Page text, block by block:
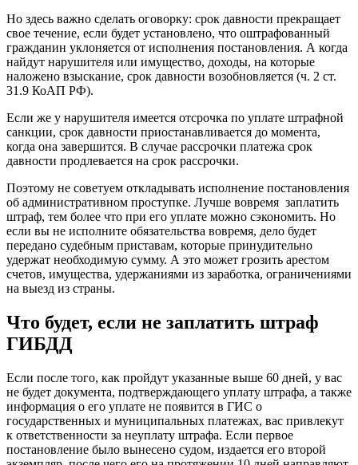
Но здесь важно сделать оговорку: срок давности прекращает
свое течение, если будет установлено, что оштрафованный
гражданин уклоняется от исполнения постановления. А когда
найдут нарушителя или имущество, доходы, на которые
наложено взыскание, срок давности возобновляется (ч. 2 ст.
31.9 КоАП РФ).
Если же у нарушителя имеется отсрочка по уплате штрафной
санкции, срок давности приостанавливается до момента,
когда она завершится. В случае рассрочки платежа срок
давности продлевается на срок рассрочки.
Поэтому не советуем откладывать исполнение постановления
об административном проступке. Лучше вовремя заплатить
штраф, тем более что при его уплате можно сэкономить. Но
если вы не исполните обязательства вовремя, дело будет
передано судебным приставам, которые принудительно
удержат необходимую сумму. А это может грозить арестом
счетов, имущества, удержаниями из заработка, ограничениями
на выезд из страны.
Что будет, если не заплатить штраф
ГИБДД
Если после того, как пройдут указанные выше 60 дней, у вас
не будет документа, подтверждающего уплату штрафа, а также
информация о его уплате не появится в ГИС о
государственных и муниципальных платежах, вас привлекут
к ответственности за неуплату штрафа. Если первое
постановление было вынесено судом, издается его второй